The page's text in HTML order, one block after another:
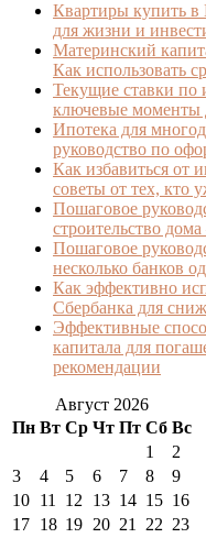
Квартиры купить в
для жизни и
Материнский
Как использовать
Текущие ставки по
ключевые моменты
Ипотека для
руководство по
Как избавиться от
советы от тех, кто
Пошаговое
строительство
Пошаговое
несколько банков
Как эффективно
Сбербанка для
Эффективные
капитала для
рекомендации
Август 2026
Пн Вт Ср Чт Пт Сб Вс
1
2
3
4 5 6 7 8
9
10 11 12 13 14 15 16
17 18 19 20 21 22 23